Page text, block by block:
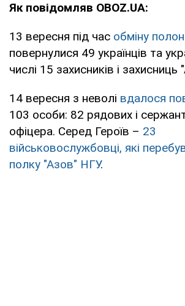
Як повідомляв OBOZ.UA:
13 вересня під час обміну
повернулися 49 українців та
числі 15 захисників і захисниць
14 вересня з неволі вдалося
103 особи: 82 рядових і
офіцера. Серед Героїв – 23
військовослужбовці, які
полку "Азов" НГУ.